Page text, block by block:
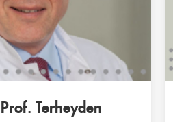
Terheyden